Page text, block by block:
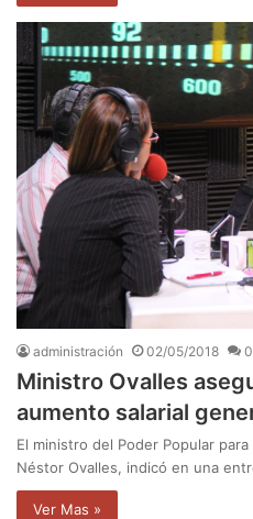
administración 02/05/2018 0
Ministro Ovalles
aumento salarial
El ministro del Poder Popular
Néstor Ovalles, indicó en una
Ver Mas »